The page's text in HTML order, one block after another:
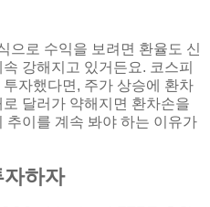
으로 수익을 보려면 환율도 신
강해지고 있거든요. 코스피
자했다면, 주가 상승에 환차
달러가 약해지면 환차손을
추이를 계속 봐야 하는 이유가
자하자